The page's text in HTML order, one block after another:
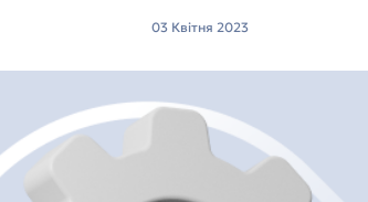
03 Квітня 2023